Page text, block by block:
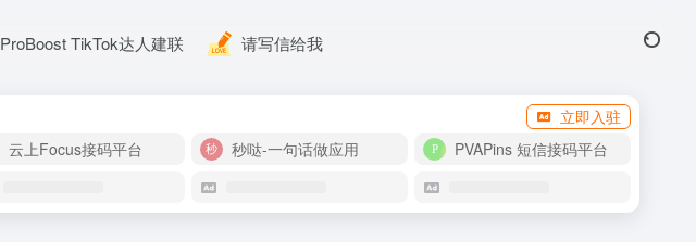
ProBoost TikTok达人建联 请写信给我
立即入驻
云上Focus接码平台 秒哒-一句话做应用
PVAPins 短信接码平台